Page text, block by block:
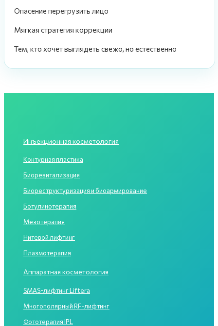
Опасение перегрузить лицо
Мягкая стратегия коррекции
Тем, кто хочет выглядеть свежо, но естественно
Инъекционная косметология
Контурная пластика
Биоревитализация
Биореструктуризация и биоармирование
Ботулинотерапия
Мезотерапия
Нитевой лифтинг
Плазмотерапия
Аппаратная косметология
SMAS-лифтинг Liftera
Многополярный RF-лифтинг
Фототерапия IPL